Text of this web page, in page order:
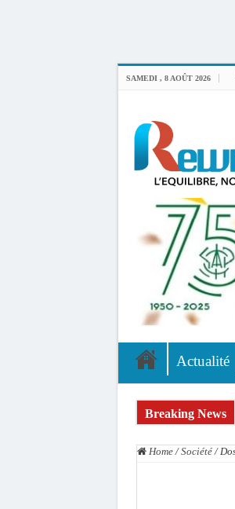
SAMEDI , 8 AOÛT 2026
Actualité
Breaking News
Home / Société /